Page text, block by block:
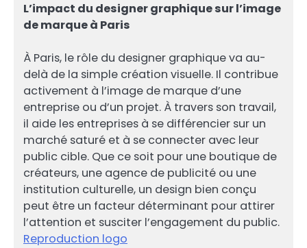
L’impact du designer graphique sur l’image
de marque à Paris
À Paris, le rôle du designer graphique va au-
delà de la simple création visuelle. Il contribue
activement à l’image de marque d’une
entreprise ou d’un projet. À travers son travail,
il aide les entreprises à se différencier sur un
marché saturé et à se connecter avec leur
public cible. Que ce soit pour une boutique de
créateurs, une agence de publicité ou une
institution culturelle, un design bien conçu
peut être un facteur déterminant pour attirer
l’attention et susciter l’engagement du public.
Reproduction logo